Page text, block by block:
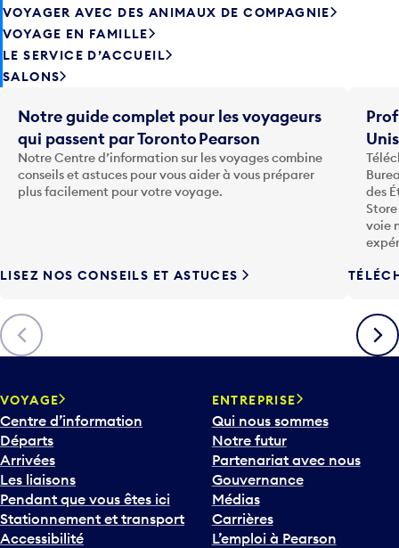
VOYAGER AVEC DES ANIMAUX DE COMPAGNIE
VOYAGE EN FAMILLE
LE SERVICE D’ACCUEIL
SALONS
Précédent
Notre guide complet pour les voyageurs
qui passent par Toronto Pearson
Notre Centre d’information sur les voyages combine
conseils et astuces pour vous aider à vous préparer
plus facilement pour votre voyage.
LISEZ NOS CONSEILS ET ASTUCES
des
voie
VOYAGE
Centre d’information
Départs
Arrivées
Les liaisons
Pendant que vous êtes ici
Stationnement et transport
Accessibilité
ENTREPRISE
Qui nous sommes
Notre futur
Partenariat avec nous
Gouvernance
Médias
Carrières
L’emploi à Pearson